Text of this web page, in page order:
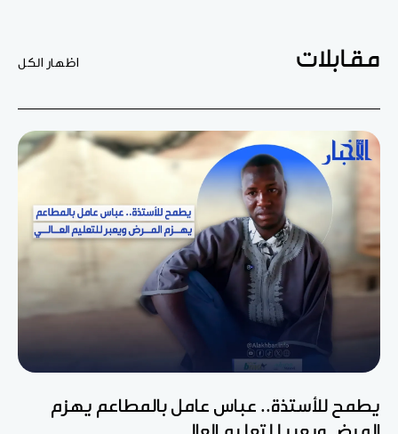
مقابلات اظهار الكل
يطمح للأستذة.. عباس عامل بالمطاعم يهزم